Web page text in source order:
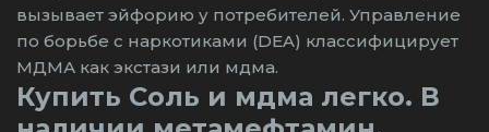
вызывает эйфорию у потребителей. Управление
по борьбе с наркотиками (DEA) классифицирует
МДМА как экстази или мдма.
Купить Соль и мдма легко. В